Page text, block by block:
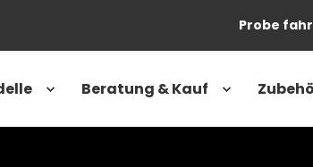
Probe
Beratung & Kauf